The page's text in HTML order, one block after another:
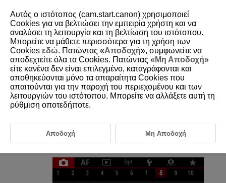
D185-091
Προσαρμογή Γρήγορων ελέγχων
Επαναφορά της οθόνης Προσαρμογής Γρήγορου Ελέγχου ή
διαγραφή όλων των στοιχείων
διάταξη.
Αυτός ο ιστότοπος (cam.start.canon) χρησιμοποιεί
Cookies για να βελτιώσει την εμπειρία χρήστη και να
αναλύσει τη λειτουργία και τη βελτίωση του ιστότοπου.
Μπορείτε να μάθετε περισσότερα για τη χρήση των
Cookies εδώ. Πατώντας «Αποδοχή», συμφωνείτε να
αποδεχτείτε όλα τα Cookies. Πατώντας «Μη Αποδοχή»
είτε κανένα δεν είναι επιλεγμένο, καταγράφονται και
αποθηκεύονται μόνο τα απαραίτητα Cookies που
απαιτούνται για την παροχή του περιεχομένου και των
λειτουργιών του ιστότοπου. Μπορείτε να αλλάξετε αυτή τη
ρύθμιση οποτεδήποτε.
Αποδοχή Μη Αποδοχή